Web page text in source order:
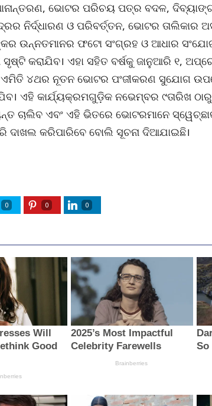
ଭୋଟର ପରିଚୟ ପତ୍ର ବଦଳ,
ନିର୍ଦ୍ଧାରଣ ଓ ପରିବର୍ତ୍ତନ, ଭୋଟର ତାଲିକାର
ଉନ୍ନତମାନର ଫଟୋ ସଂଗ୍ରହ ଓ ଆଧାର
କରାଯିବ। ଏହା ସହିତ ବର୍ଷକୁ ଜାନୁଆରି ୧,
୪ଥର ନୂତନ ଭୋଟର ପଂଜୀକରଣ ସୁଯୋଗ
ଏହି କାର୍ଯ୍ୟକ୍ରମଗୁଡ଼ିକ ନଭେମ୍ବର ୯ତାରିଖ
ଚାଲିବ ଏବଂ ଏହି ଭିତରେ ଭୋଟରମାନେ
ଦାଖଲ କରିପାରିବେ ବୋଲି ସୂଚନା ଦିଆଯାଇଛି।
0 0 0